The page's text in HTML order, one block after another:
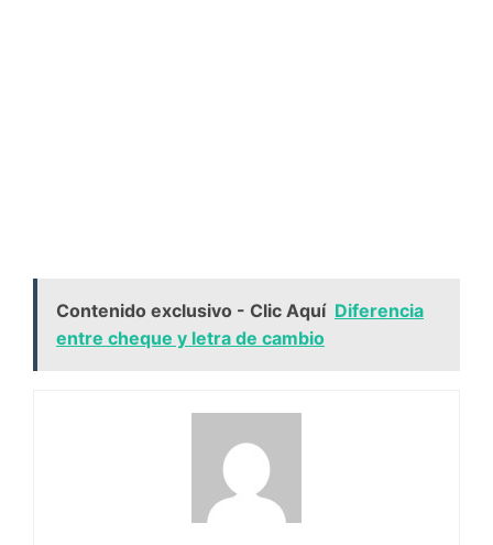
Contenido exclusivo - Clic Aquí Diferencia
entre cheque y letra de cambio